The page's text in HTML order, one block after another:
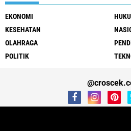
EKONOMI
KESEHATAN
OLAHRAGA
POLITIK